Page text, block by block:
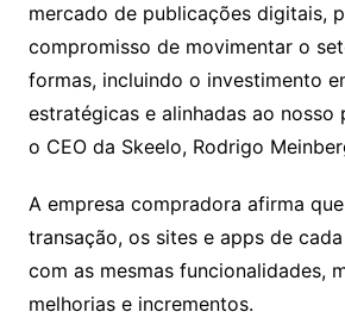
mercado de publicações digitais,
compromisso de movimentar o
formas, incluindo o investimento
estratégicas e alinhadas ao nosso
o CEO da Skeelo, Rodrigo
A empresa compradora afirma
transação, os sites e apps de
com as mesmas funcionalidades,
melhorias e incrementos.